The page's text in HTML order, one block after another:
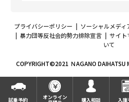
プライバシーポリシー | ソーシャルメディ
| 暴力団等反社会的勢力排除宣言| サイト
いて
COPYRIGHT©2021 ＮAGANO
試乗予約 オンライン 購入相談 入庫